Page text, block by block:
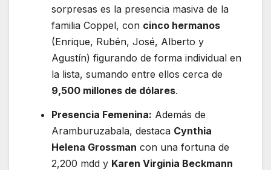
sorpresas es la presencia masiva de la
familia Coppel, con cinco hermanos
(Enrique, Rubén, José, Alberto y
Agustín) figurando de forma individual en
la lista, sumando entre ellos cerca de
9,500 millones de dólares.
Presencia Femenina: Además de
Aramburuzabala, destaca Cynthia
Helena Grossman con una fortuna de
2,200 mdd y Karen Virginia Beckmann